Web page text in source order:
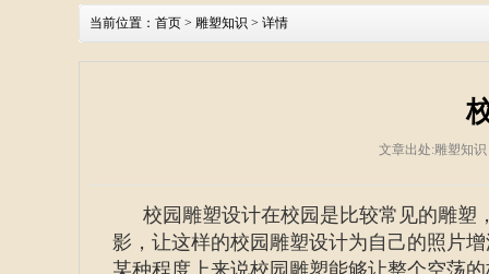
当前位置： 首页 > 雕塑知识 > 详情
文章出处:雕塑知识
校园雕塑设计在校园是比较常见的雕塑
影，让这样的校园雕塑设计为自己的照片
某种程度上来说校园雕塑能够让整个空荡